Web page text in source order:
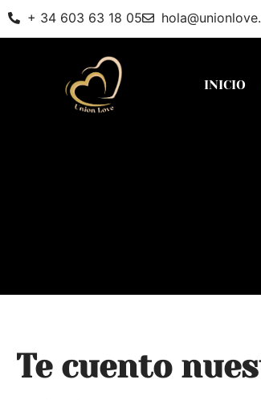
+ 34 603 63 18 05
INICIO
Te cuento